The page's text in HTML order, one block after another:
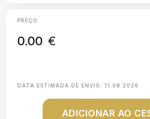
PREÇO
0.00 €
DATA ESTIMADA DE ENVIO: 11.08.2026
ADICIONAR AO